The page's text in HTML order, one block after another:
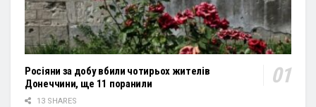
Росіяни за добу вбили чотирьох жителів
Донеччини, ще 11 поранили
13 SHARES